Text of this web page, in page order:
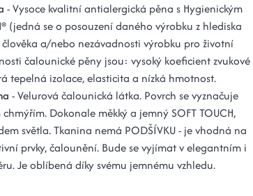
- Vysoce kvalitní antialergická pěna s Hygienickým
(jedná se o posouzení daného výrobku z hlediska
a/nebo nezávadnosti výrobku pro životní
čalounické pěny jsou: vysoký koeficient zvukové
tepelná izolace, elasticita a nízká hmotnost.
- Velurová čalounická látka. Povrch se vyznačuje
Dokonale měkký a jemný SOFT TOUCH,
světla. Tkanina nemá PODŠÍVKU - je vhodná na
prvky, čalounění. Bude se vyjímat v elegantním i
Je oblíbená díky svému jemnému vzhledu.